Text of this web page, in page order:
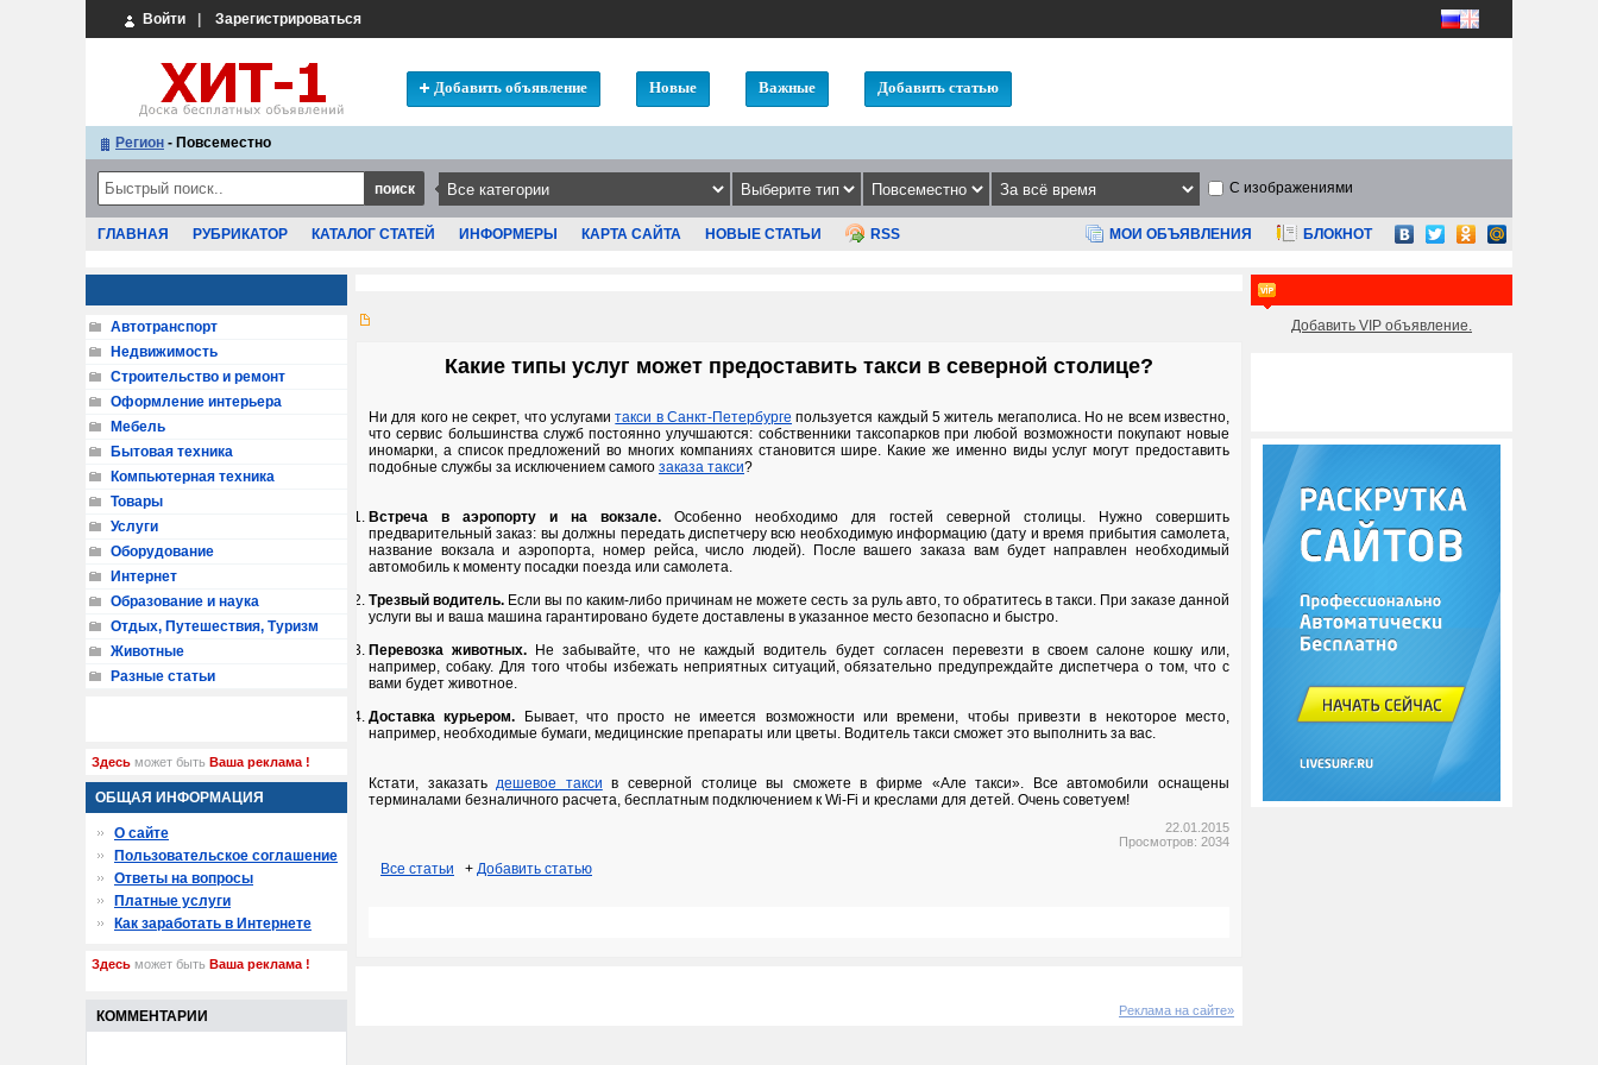
Войти Зарегистрироваться
Добавить объявление Новые Важные Добавить статью
Регион - Повсеместно
С изображениями
ГЛАВНАЯ РУБРИКАТОР КАТАЛОГ СТАТЕЙ ИНФОРМЕРЫ КАРТА САЙТА НОВЫЕ СТАТЬИ RSS МОИ ОБЪЯВЛЕНИЯ БЛОКНОТ
Какие типы услуг может предоставить такси в северной столице?
Ни для кого не секрет, что услугамитакси в Санкт-Петербурге пользуется каждый 5 житель мегаполиса. Но не всем известно,
что сервис большинства служб постоянно улучшаются: собственники таксопарков при любой возможности покупают новые
иномарки, а список предложений во многих компаниях становится шире. Какие же именно виды услуг могут предоставить
подобные службы за исключением самого заказа такси?
Встреча в аэропорту и на вокзале. Особенно необходимо для гостей северной столицы. Нужно совершить
предварительный заказ: вы должны передать диспетчеру всю необходимую информацию (дату и время прибытия самолета,
название вокзала и аэропорта, номер рейса, число людей). После вашего заказа вам будет направлен необходимый
автомобиль к моменту посадки поезда или самолета.
Трезвый водитель. Если вы по каким-либо причинам не можете сесть за руль авто, то обратитесь в такси. При заказе данной
услуги вы и ваша машина гарантировано будете доставлены в указанное место безопасно и быстро.
Перевозка животных. Не забывайте, что не каждый водитель будет согласен перевезти в своем салоне кошку или,
например, собаку. Для того чтобы избежать неприятных ситуаций, обязательно предупреждайте диспетчера о том, что с
вами будет животное.
Доставка курьером. Бывает, что просто не имеется возможности или времени, чтобы привезти в некоторое место,
например, необходимые бумаги, медицинские препараты или цветы. Водитель такси сможет это выполнить за вас.
Кстати, заказатьдешевое такси в северной столице вы сможете в фирме «Але такси». Все автомобили оснащены
терминалами безналичного расчета, бесплатным подключением к Wi-Fi и креслами для детей. Очень советуем!
22.01.2015
Просмотров: 2034
Все статьи + Добавить статью
Реклама на сайте»
Автотранспорт
Недвижимость
Строительство и ремонт
Оформление интерьера
Мебель
Бытовая техника
Компьютерная техника
Товары
Услуги
Оборудование
Интернет
Образование и наука
Отдых, Путешествия, Туризм
Животные
Разные статьи
Здесь может быть Ваша реклама !
ОБЩАЯ ИНФОРМАЦИЯ
О сайте
Пользовательское соглашение
Ответы на вопросы
Платные услуги
Как заработать в Интернете
Здесь может быть Ваша реклама !
КОММЕНТАРИИ
Добавить VIP объявление.